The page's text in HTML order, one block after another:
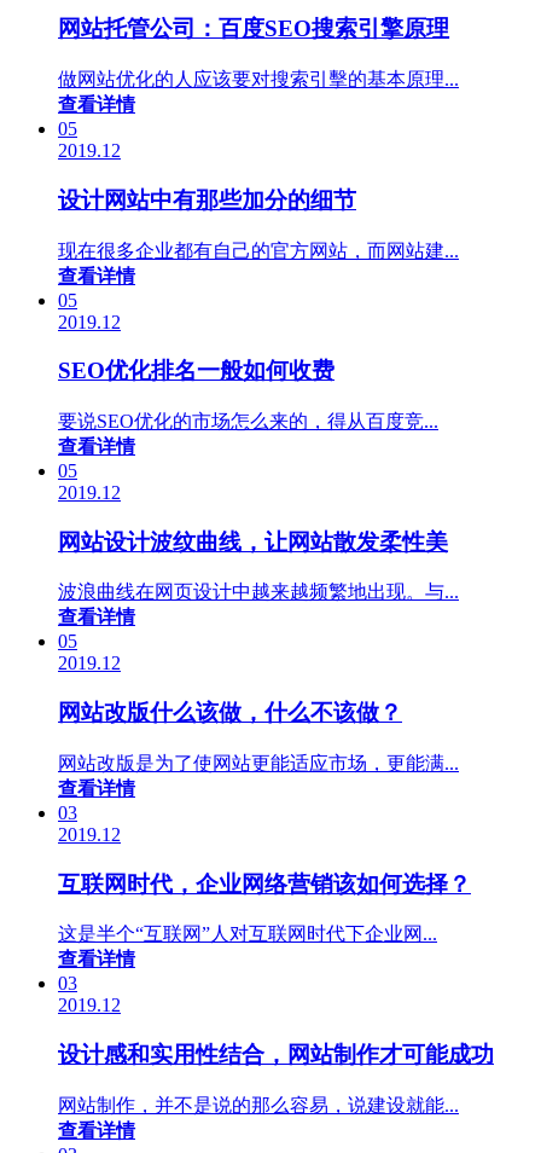
网站托管公司：百度SEO搜索引擎原理
做网站优化的人应该要对搜索引擊的基本原理...
查看详情
05
2019.12
设计网站中有那些加分的细节
现在很多企业都有自己的官方网站，而网站建...
查看详情
05
2019.12
SEO优化排名一般如何收费
要说SEO优化的市场怎么来的，得从百度竞...
查看详情
05
2019.12
网站设计波纹曲线，让网站散发柔性美
波浪曲线在网页设计中越来越频繁地出现。与...
查看详情
05
2019.12
网站改版什么该做，什么不该做？
网站改版是为了使网站更能适应市场，更能满...
查看详情
03
2019.12
互联网时代，企业网络营销该如何选择？
这是半个“互联网”人对互联网时代下企业网...
查看详情
03
2019.12
设计感和实用性结合，网站制作才可能成功
网站制作，并不是说的那么容易，说建设就能...
查看详情